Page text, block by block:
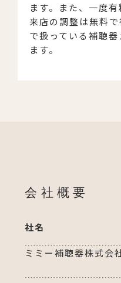
ます。また、一度
来店の調整は無料
で扱っている補聴
ます。
会社概要
社名
ミミー補聴器株式会